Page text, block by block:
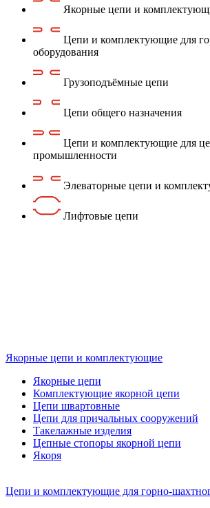
Якорные цепи и
Цепи и комплектующие для
оборудования
Грузоподъёмные цепи
Цепи общего назначения
Цепи и комплектующие для
промышленности
Элеваторные цепи и
Лифтовые цепи
Якорные цепи и комплектующие
Якорные цепи
Комплектующие якорной цепи
Цепи швартовные
Цепи для причальных сооружений
Такелажные изделия
Цепные стопоры якорной цепи
Якоря
Цепи и комплектующие для горно-